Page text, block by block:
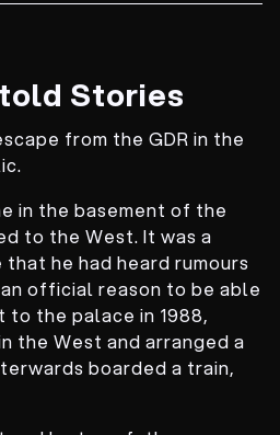
Stories
from the GDR in the
in the basement of the
to the West. It was a
he had heard rumours
official reason to be able
to the palace in 1988,
the West and arranged a
boarded a train,